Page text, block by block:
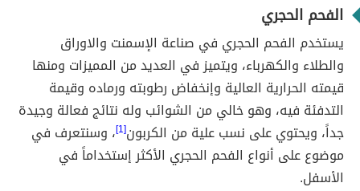
الفحم الحجري
يستخدم الفحم الحجري في صناعة الإسمنت والاوراق
والطلاء والكهرباء، ويتميز في العديد من المميزات ومنها
قيمته الحرارية العالية وإنخفاض رطوبته ورماده وقيمة
التدفئة فيه، وهو خالي من الشوائب وله نتائج فعالة وجيدة
جداً، ويحتوي على نسب علية من الكربون[1] ، وسنتعرف في
موضوع على أنواع الفحم الحجري الأكثر إستخداماً في
الأسفل.